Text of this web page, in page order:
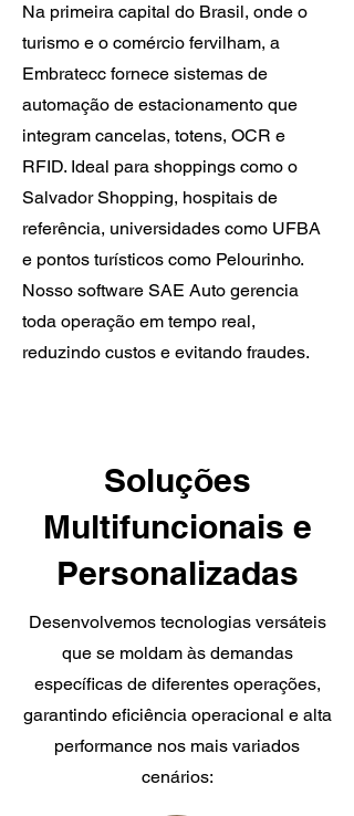
Na primeira capital do Brasil, onde o
turismo e o comércio fervilham, a
Embratecc fornece sistemas de
automação de estacionamento que
integram cancelas, totens, OCR e
RFID. Ideal para shoppings como o
Salvador Shopping, hospitais de
referência, universidades como UFBA
e pontos turísticos como Pelourinho.
Nosso software SAE Auto gerencia
toda operação em tempo real,
reduzindo custos e evitando fraudes.
Soluções
Multifuncionais e
Personalizadas
Desenvolvemos tecnologias versáteis
que se moldam às demandas
específicas de diferentes operações,
garantindo eficiência operacional e alta
performance nos mais variados
cenários: